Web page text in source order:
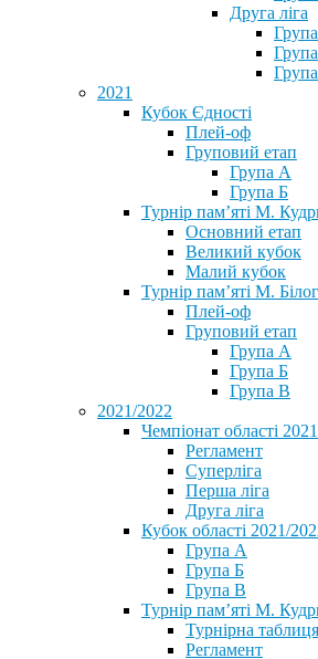
Друга ліга
2021
Кубок Єдності
Плей-оф
Груповий етап
Група А
Група Б
Турнір пам’яті М.
Основний етап
Великий кубок
Малий кубок
Турнір пам’яті М.
Плей-оф
Груповий етап
Група А
Група Б
Група В
2021/2022
Чемпіонат області
Регламент
Суперліга
Перша ліга
Друга ліга
Кубок області 2021/
Група А
Група Б
Група В
Турнір пам’яті М.
Турнірна таблиця
Регламент